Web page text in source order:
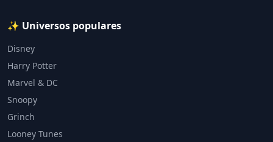
✨ Universos populares
Disney
Harry Potter
Marvel & DC
Snoopy
Grinch
Looney Tunes